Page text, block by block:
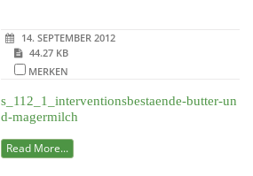
14. SEPTEMBER 2012
44.27 KB
MERKEN
s_112_1_interventionsbestaende-butter-un
d-magermilch
Read More...